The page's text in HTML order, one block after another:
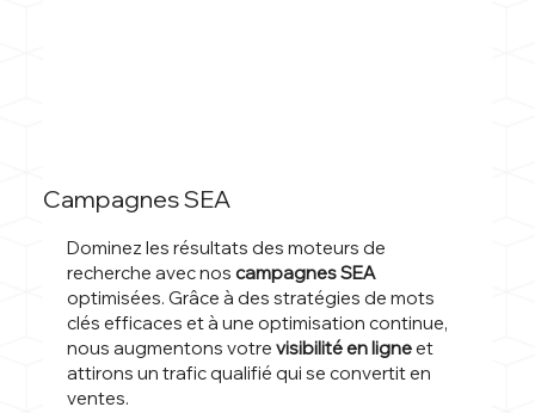
Campagnes SEA
Dominez les résultats des moteurs de
recherche avec noscampagnes SEA
optimisées. Grâce à des stratégies de mots
clés efficaces et à une optimisation continue,
nous augmentons votrevisibilité en ligneet
attirons un trafic qualifié qui se convertit en
ventes.